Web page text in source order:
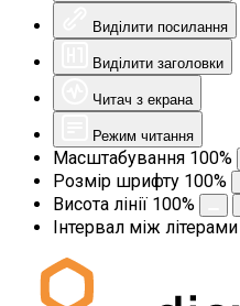
Виділити посилання
Виділити заголовки
Читач з екрана
Режим читання
Масштабування 100%
Розмір шрифту 100%
Висота лінії 100%
Інтервал між літерами